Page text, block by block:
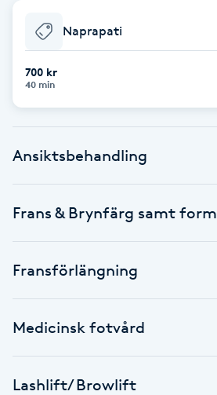
Babylights
Balayage
Barber
Barnklippning
Bottenfärg
Brynformning
Naprapati
700 kr
40 min
Ansiktsbehandling
Frans & Brynfärg samt form
Fransförlängning
Medicinsk fotvård
Lashlift/ Browlift